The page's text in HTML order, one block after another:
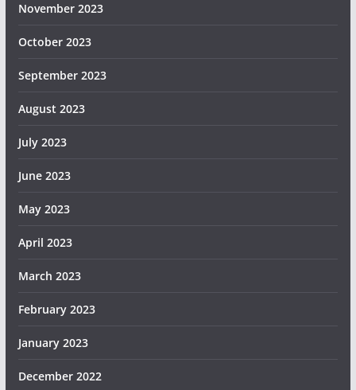
November 2023
October 2023
September 2023
August 2023
July 2023
June 2023
May 2023
April 2023
March 2023
February 2023
January 2023
December 2022